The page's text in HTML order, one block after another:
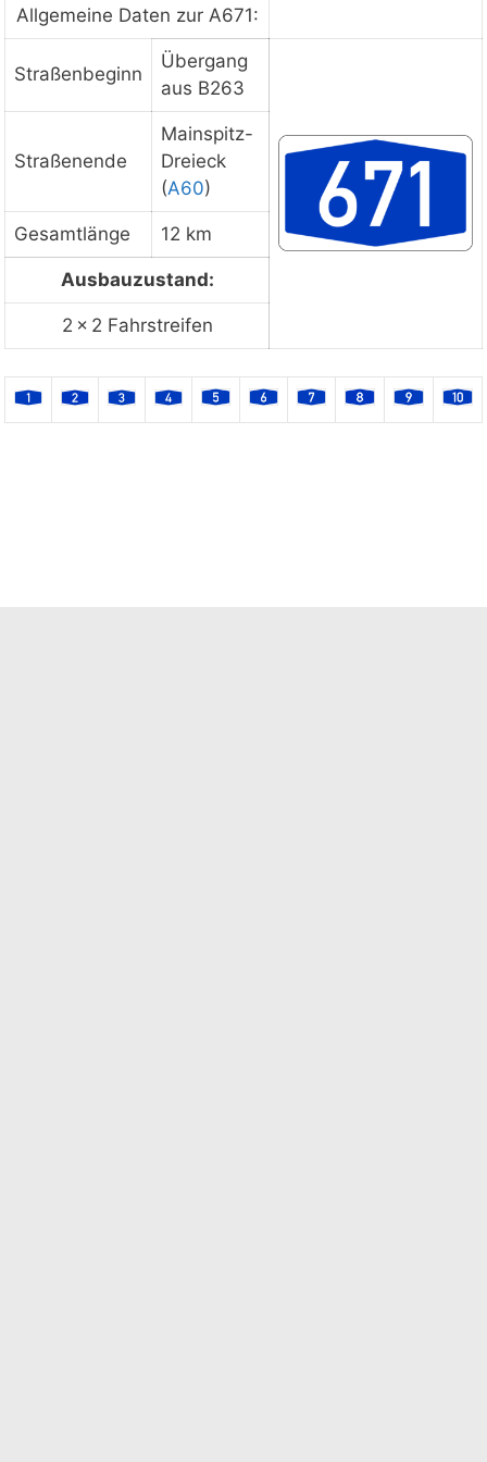
ansehen
Staukarte laden
Allgemeine Daten zur A671:
Straßenbeginn
Übergang
aus B263
Straßenende
Mainspitz-
Dreieck
(A60)
Gesamtlänge 12 km
Ausbauzustand:
2 × 2 Fahrstreifen